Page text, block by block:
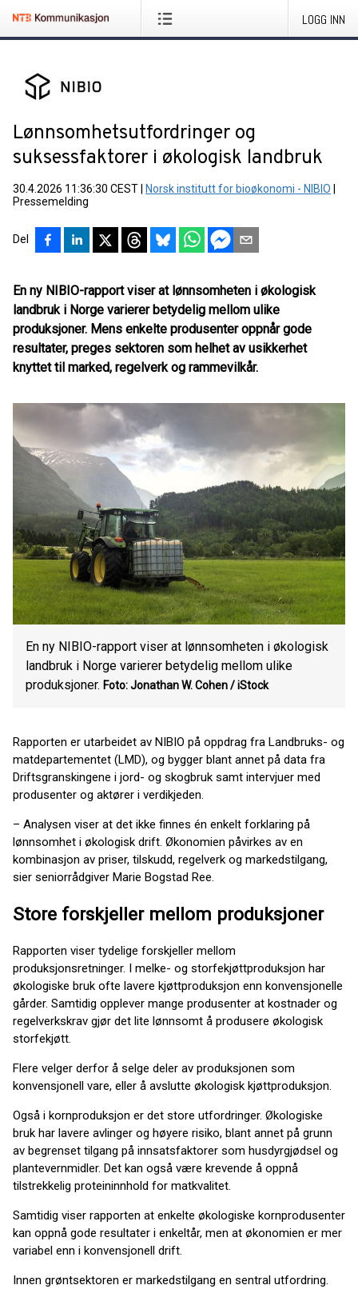
LOGG INN
Lønnsomhetsutfordringer og
suksessfaktorer i økologisk landbruk
30.4.2026 11:36:30 CEST Norsk institutt for bioøkonomi - NIBIO
Pressemelding
Del
En ny NIBIO-rapport viser at lønnsomheten i økologisk
landbruk i Norge varierer betydelig mellom ulike
produksjoner. Mens enkelte produsenter oppnår gode
resultater, preges sektoren som helhet av usikkerhet
knyttet til marked, regelverk og rammevilkår.
En ny NIBIO-rapport viser at lønnsomheten i økologisk
landbruk i Norge varierer betydelig mellom ulike
produksjoner. Foto: Jonathan W. Cohen / iStock
Rapporten er utarbeidet av NIBIO på oppdrag fra Landbruks- og
matdepartementet (LMD), og bygger blant annet på data fra
Driftsgranskingene i jord- og skogbruk samt intervjuer med
produsenter og aktører i verdikjeden.
– Analysen viser at det ikke finnes én enkelt forklaring på
lønnsomhet i økologisk drift. Økonomien påvirkes av en
kombinasjon av priser, tilskudd, regelverk og markedstilgang,
sier seniorrådgiver Marie Bogstad Ree.
Store forskjeller mellom produksjoner
Rapporten viser tydelige forskjeller mellom
produksjonsretninger. I melke- og storfekjøttproduksjon har
økologiske bruk ofte lavere kjøttproduksjon enn konvensjonelle
gårder. Samtidig opplever mange produsenter at kostnader og
regelverkskrav gjør det lite lønnsomt å produsere økologisk
storfekjøtt.
Flere velger derfor å selge deler av produksjonen som
konvensjonell vare, eller å avslutte økologisk kjøttproduksjon.
Også i kornproduksjon er det store utfordringer. Økologiske
bruk har lavere avlinger og høyere risiko, blant annet på grunn
av begrenset tilgang på innsatsfaktorer som husdyrgjødsel og
plantevernmidler. Det kan også være krevende å oppnå
tilstrekkelig proteininnhold for matkvalitet.
Samtidig viser rapporten at enkelte økologiske kornprodusenter
kan oppnå gode resultater i enkeltår, men at økonomien er mer
variabel enn i konvensjonell drift.
Innen grøntsektoren er markedstilgang en sentral utfordring.